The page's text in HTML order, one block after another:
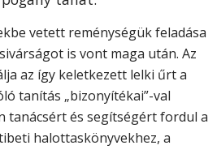
vetett reménységük feladása
is vont maga után. Az
az így keletkezett lelki űrt a
tanítás „bizonyítékai”-val
tanácsért és segítségért fordul a
halottaskönyvekhez, a